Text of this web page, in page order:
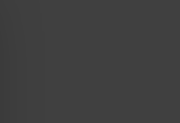
Navas-Sieteiglesias